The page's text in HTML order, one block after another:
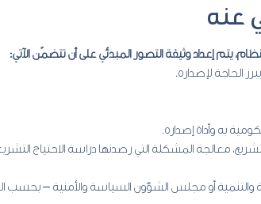
عنه
يتم إعداد وثيقة التصور المبدئي على أن تتضمّن الآتي:
الحاجة لإصداره.
به وأداة إصداره.
معالجة المشكلة التي رصدتها دراسة الاحتياج
والتنمية أو مجلس الشؤون السياسة والأمنية – بحسب